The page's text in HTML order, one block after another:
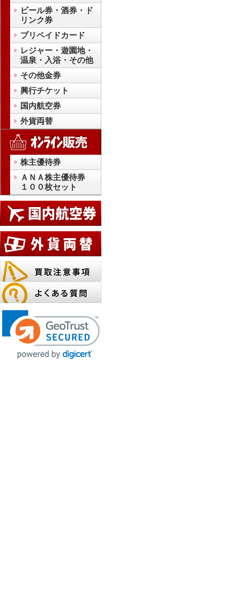
ビール券・酒券・ド
リンク券
プリペイドカード
レジャー・遊園地・
温泉・入浴・その他
その他金券
興行チケット
国内航空券
外貨両替
株主優待券
ＡＮＡ株主優待券
１００枚セット